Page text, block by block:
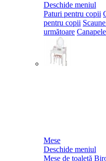
Deschide meniul
Paturi pentru copii
pentru copii
următoare
Mese
Deschide meniul
Mese de toaletă